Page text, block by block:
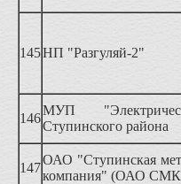
145НП "Разгуляй-2"
146
МУП
Ступинского района
147
ОАО "Ступинская
компания" (ОАО